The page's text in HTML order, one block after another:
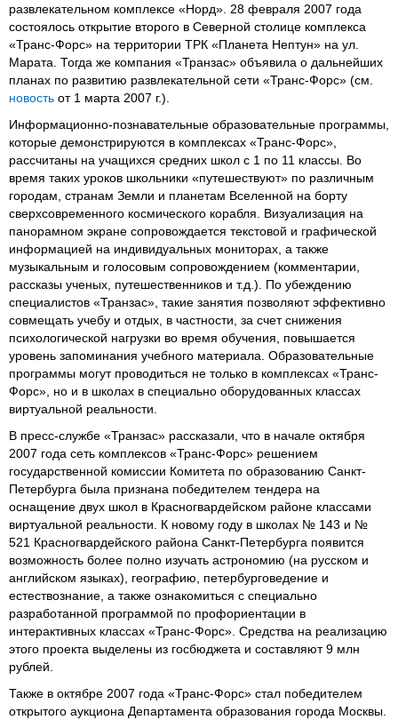
развлекательном комплексе «Норд». 28 февраля 2007 года
состоялось открытие второго в Северной столице комплекса
«Транс-Форс» на территории ТРК «Планета Нептун» на ул.
Марата. Тогда же компания «Транзас» объявила о дальнейших
планах по развитию развлекательной сети «Транс-Форс» (см.
новость от 1 марта 2007 г.).
Информационно-познавательные образовательные программы,
которые демонстрируются в комплексах «Транс-Форс»,
рассчитаны на учащихся средних школ с 1 по 11 классы. Во
время таких уроков школьники «путешествуют» по различным
городам, странам Земли и планетам Вселенной на борту
сверхсовременного космического корабля. Визуализация на
панорамном экране сопровождается текстовой и графической
информацией на индивидуальных мониторах, а также
музыкальным и голосовым сопровождением (комментарии,
рассказы ученых, путешественников и т.д.). По убеждению
специалистов «Транзас», такие занятия позволяют эффективно
совмещать учебу и отдых, в частности, за счет снижения
психологической нагрузки во время обучения, повышается
уровень запоминания учебного материала. Образовательные
программы могут проводиться не только в комплексах «Транс-
Форс», но и в школах в специально оборудованных классах
виртуальной реальности.
В пресс-службе «Транзас» рассказали, что в начале октября
2007 года сеть комплексов «Транс-Форс» решением
государственной комиссии Комитета по образованию Санкт-
Петербурга была признана победителем тендера на
оснащение двух школ в Красногвардейском районе классами
виртуальной реальности. К новому году в школах № 143 и №
521 Красногвардейского района Санкт-Петербурга появится
возможность более полно изучать астрономию (на русском и
английском языках), географию, петербурговедение и
естествознание, а также ознакомиться с специально
разработанной программой по профориентации в
интерактивных классах «Транс-Форс». Средства на реализацию
этого проекта выделены из госбюджета и составляют 9 млн
рублей.
Также в октябре 2007 года «Транс-Форс» стал победителем
открытого аукциона Департамента образования города Москвы.